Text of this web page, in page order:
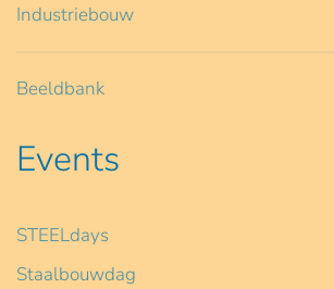
Industriebouw
Beeldbank
Events
STEELdays
Staalbouwdag